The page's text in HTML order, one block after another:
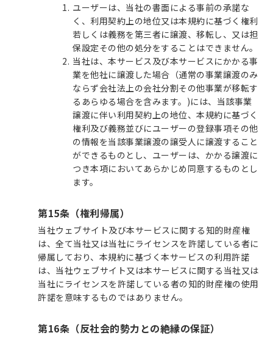
ユーザーは、当社の書面による事前の承諾な
く、利用契約上の地位又は本規約に基づく権利
若しくは義務を第三者に譲渡、移転し、又は担
保設定その他の処分をすることはできません。
当社は、本サービス及び本サービスにかかる事
業を他社に譲渡した場合（通常の事業譲渡のみ
ならず会社法上の会社分割その他事業が移転す
るあらゆる場合を含みます。)には、当該事業
譲渡に伴い利用契約上の地位、本規約に基づく
権利及び義務並びにユーザーの登録事項その他
の情報を当該事業譲渡の譲受人に譲渡すること
ができるものとし、ユーザーは、かかる譲渡に
つき本項においてあらかじめ同意するものとし
ます。
第15条（権利帰属）
当社ウェブサイト及び本サービスに関する知的財産権
は、全て当社又は当社にライセンスを許諾している者に
帰属しており、本規約に基づく本サービスの利用許諾
は、当社ウェブサイト又は本サービスに関する当社又は
当社にライセンスを許諾している者の知的財産権の使用
許諾を意味するものではありません。
第16条（反社会的勢力との絶縁の保証）